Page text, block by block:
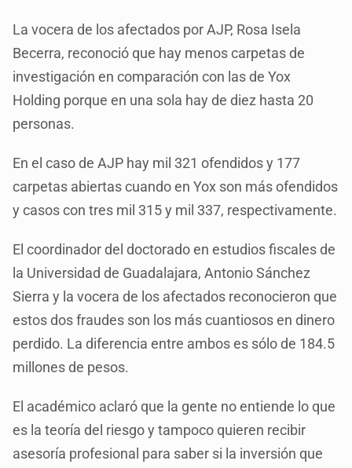
La vocera de los afectados por AJP, Rosa Isela
Becerra, reconoció que hay menos carpetas de
investigación en comparación con las de Yox
Holding porque en una sola hay de diez hasta 20
personas.
En el caso de AJP hay mil 321 ofendidos y 177
carpetas abiertas cuando en Yox son más ofendidos
y casos con tres mil 315 y mil 337, respectivamente.
El coordinador del doctorado en estudios fiscales de
la Universidad de Guadalajara, Antonio Sánchez
Sierra y la vocera de los afectados reconocieron que
estos dos fraudes son los más cuantiosos en dinero
perdido. La diferencia entre ambos es sólo de 184.5
millones de pesos.
El académico aclaró que la gente no entiende lo que
es la teoría del riesgo y tampoco quieren recibir
asesoría profesional para saber si la inversión que